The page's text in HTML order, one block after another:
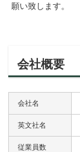
願い致します。
会社概要
会社名
英文社名
従業員数